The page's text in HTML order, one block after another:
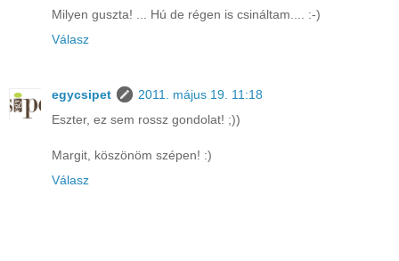
Milyen guszta! ... Hú de régen is csináltam.... :-)
Válasz
egycsipet
2011. május 19. 11:18
Eszter, ez sem rossz gondolat! ;))
Margit, köszönöm szépen! :)
Válasz